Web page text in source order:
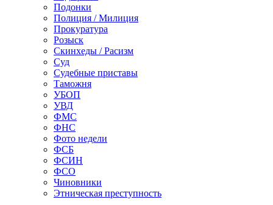
Подонки
Полиция / Милиция
Прокуратура
Розыск
Скинхеды / Расизм
Суд
Судебные приставы
Таможня
УБОП
УВД
ФМС
ФНС
Фото недели
ФСБ
ФСИН
ФСО
Чиновники
Этническая преступность